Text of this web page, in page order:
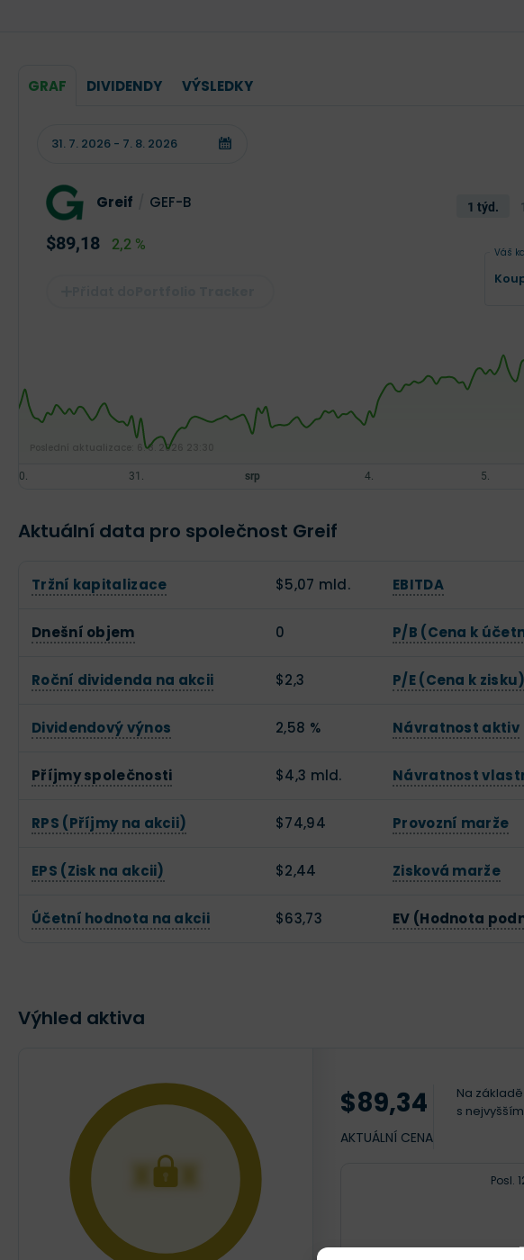
GRAF DIVIDENDY VÝSLEDKY
Greif GEF-B
$89,18 2,2 %
1 týd.
Váš
6. 8. 2026 23:30
Aktuální data pro společnost Greif
Tržní kapitalizace $5,07 mld. EBITDA
Dnešní objem 0 P/B (Cena k
Roční dividenda na akcii $2,3 P/E (Cena k zisku)
Dividendový výnos 2,58 % Návratnost aktiv
Příjmy společnosti $4,3 mld. Návratnost
RPS (Příjmy na akcii) $74,94 Provozní marže
EPS (Zisk na akcii) $2,44 Zisková marže
Účetní hodnota na akcii $63,73 EV (Hodnota
Výhled aktiva
XXX
$89,34
AKTUÁLNÍ CENA
Na
s
Posl.